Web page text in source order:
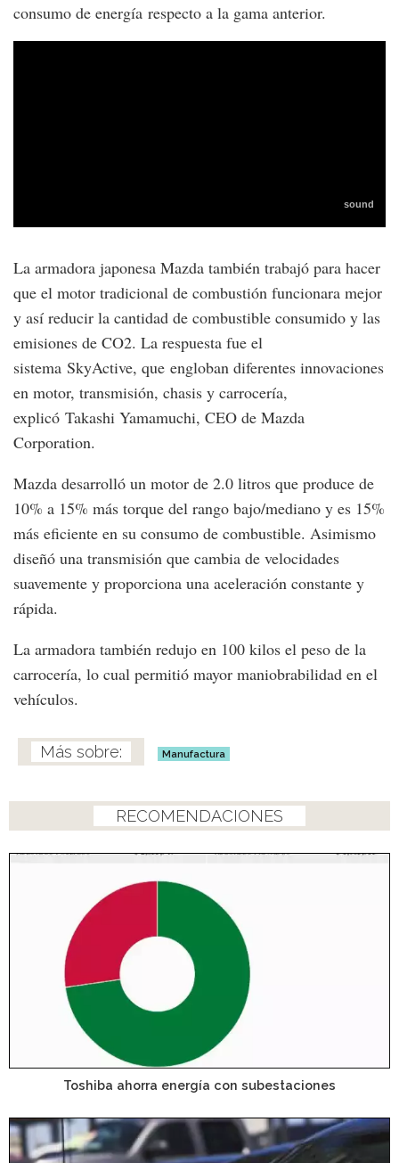
consumo de energía respecto a la gama anterior.
La armadora japonesa Mazda también trabajó para hacer
que el motor tradicional de combustión funcionara mejor
y así reducir la cantidad de combustible consumido y las
emisiones de CO2. La respuesta fue el
sistema SkyActive, que engloban diferentes innovaciones
en motor, transmisión, chasis y carrocería,
explicó Takashi Yamamuchi, CEO de Mazda
Corporation.
Mazda desarrolló un motor de 2.0 litros que produce de
10% a 15% más torque del rango bajo/mediano y es 15%
más eficiente en su consumo de combustible. Asimismo
diseñó una transmisión que cambia de velocidades
suavemente y proporciona una aceleración constante y
rápida.
La armadora también redujo en 100 kilos el peso de la
carrocería, lo cual permitió mayor maniobrabilidad en el
vehículos.
Manufactura
RECOMENDACIONES
Toshiba ahorra energía con subestaciones